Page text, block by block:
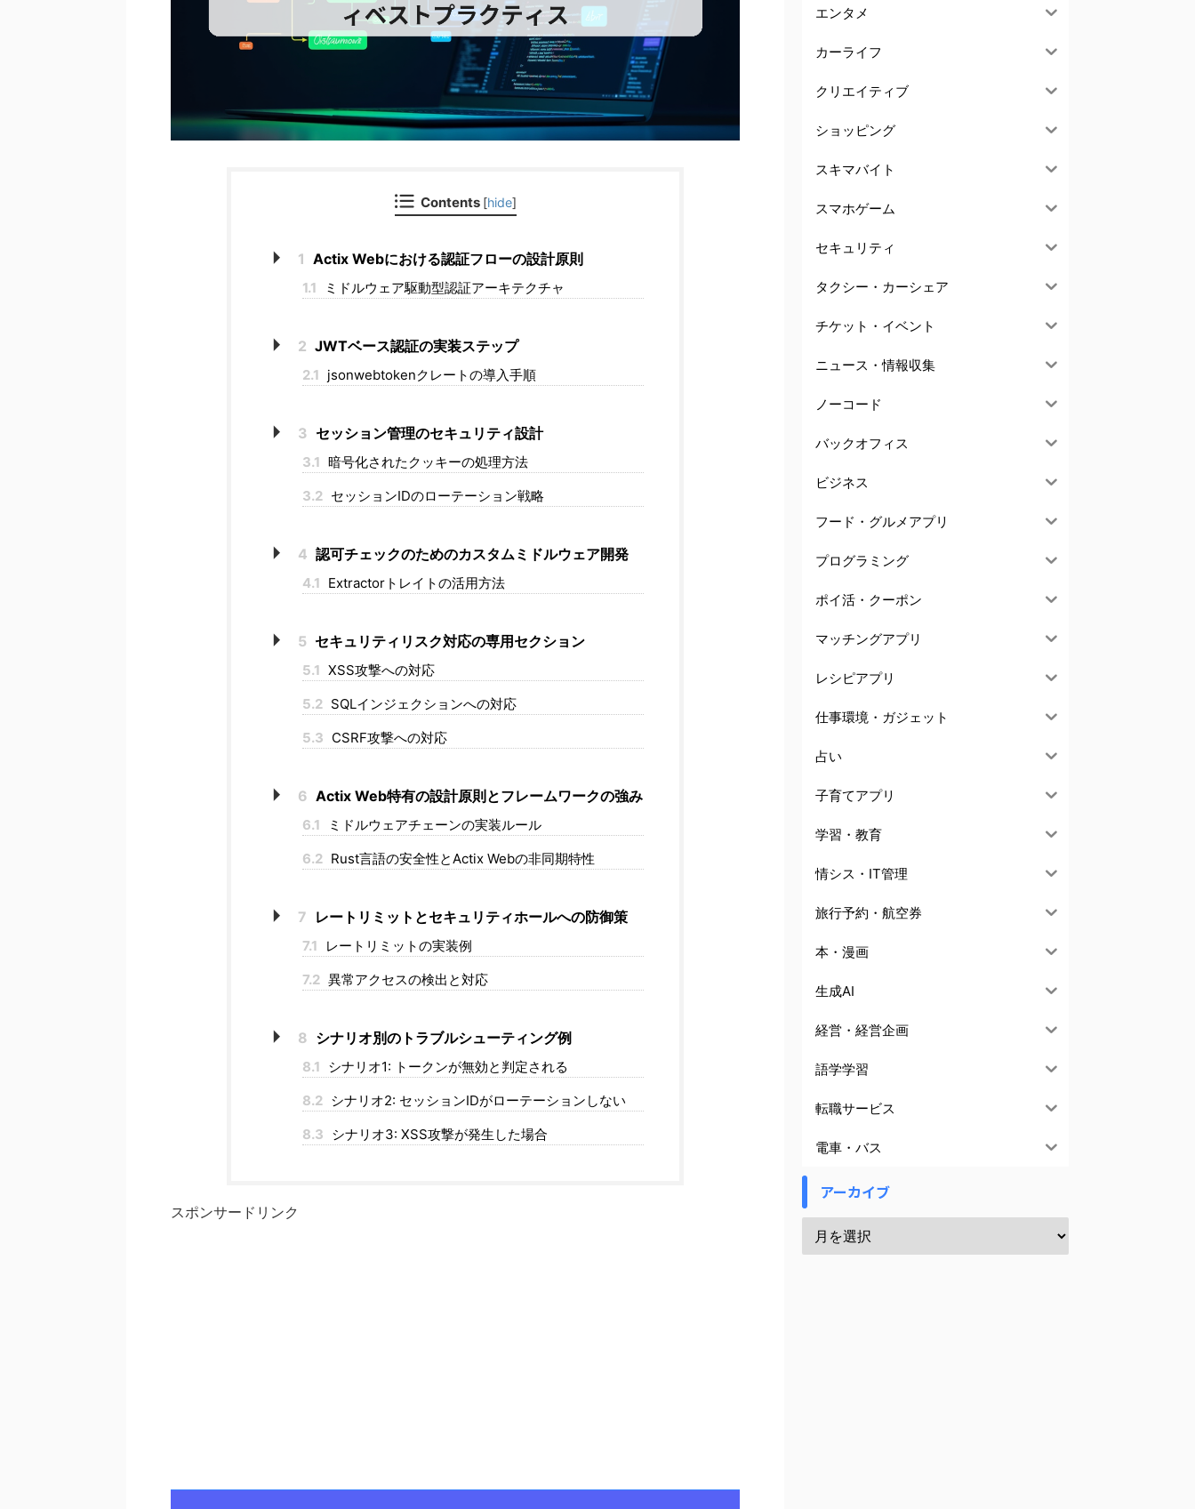
Contents [hide]
1 Actix Webにおける認証フローの設計原則
1.1 ミドルウェア駆動型認証アーキテクチャ
2 JWTベース認証の実装ステップ
2.1 jsonwebtokenクレートの導入手順
3 セッション管理のセキュリティ設計
3.1 暗号化されたクッキーの処理方法
3.2 セッションIDのローテーション戦略
4 認可チェックのためのカスタムミドルウェア開発
4.1 Extractorトレイトの活用方法
5 セキュリティリスク対応の専用セクション
5.1 XSS攻撃への対応
5.2 SQLインジェクションへの対応
5.3 CSRF攻撃への対応
6 Actix Web特有の設計原則とフレームワークの強み
6.1
ミドルウェアチェーンの実装ルール
6.2 Rust言語の安全性とActix Webの非同期特性
7 レートリミットとセキュリティホールへの防御策
7.1
レートリミットの実装例
7.2 異常アクセスの検出と対応
8 シナリオ別のトラブルシューティング例
8.1 シナリオ1: トークンが無効と判定される
8.2 シナリオ2: セッションIDがローテーションしない
8.3 シナリオ3: XSS攻撃が発生した場合
スポンサードリンク
エンタメ
カーライフ
クリエイティブ
ショッピング
スキマバイト
スマホゲーム
セキュリティ
タクシー・カーシェア
チケット・イベント
ニュース・情報収集
ノーコード
バックオフィス
ビジネス
フード・グルメアプリ
プログラミング
ポイ活・クーポン
マッチングアプリ
レシピアプリ
仕事環境・ガジェット
占い
子育てアプリ
学習・教育
情シス・IT管理
旅行予約・航空券
本・漫画
生成AI
経営・経営企画
語学学習
転職サービス
電車・バス
アーカイブ